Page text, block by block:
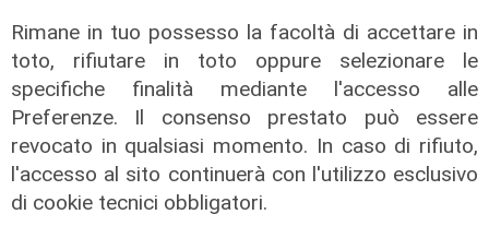
Rimane in tuo possesso la facoltà di accettare in
toto, rifiutare in toto oppure selezionare le
specifiche finalità mediante l'accesso alle
Preferenze. Il consenso prestato può essere
revocato in qualsiasi momento. In caso di rifiuto,
l'accesso al sito continuerà con l'utilizzo esclusivo
di cookie tecnici obbligatori.
dalla capitaneria: irregolarità nelle
protezioni antincendio e nelle
dotazioni d'emergenza
04/08/2022